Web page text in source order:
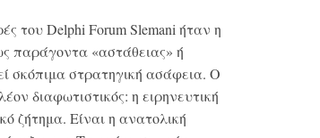
του Delphi Forum Slemani ήταν η
παράγοντα «αστάθειας» ή
σκόπιμα στρατηγική ασάφεια. Ο
διαφωτιστικός: η ειρηνευτική
ζήτημα. Είναι η ανατολική